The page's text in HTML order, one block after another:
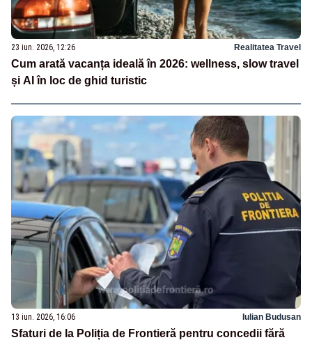
23 iun. 2026, 12:26 Realitatea Travel
Cum arată vacanța ideală în 2026: wellness, slow travel
și AI în loc de ghid turistic
13 iun. 2026, 16:06 Iulian Budusan
Sfaturi de la Poliția de Frontieră pentru concedii fără